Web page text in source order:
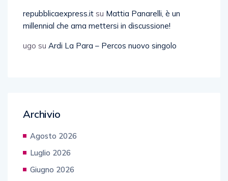
repubblicaexpress.it su Mattia Panarelli, è un
millennial che ama mettersi in discussione!
ugo su Ardi La Para – Percos nuovo singolo
Archivio
Agosto 2026
Luglio 2026
Giugno 2026